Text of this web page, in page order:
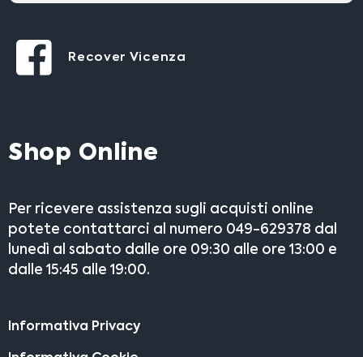
Recover Vicenza
Shop Online
Per ricevere assistenza sugli acquisti online
potete contattarci al numero 049-629378 dal
lunedì al sabato dalle ore 09:30 alle ore 13:00 e
dalle 15:45 alle 19:00.
Informativa Privacy